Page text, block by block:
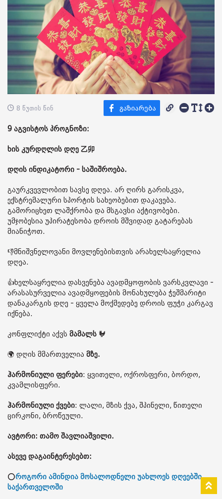
8 წუთის წინ
9 აგვისტოს პროგნოზი:
ხის კურდღლის დღე 乙卯
დღის ინდიკატორი - საშიშროება.
გაურკვევლობით სავსე დღეა. არ ღირს გარისკვა,
ექსტრემალური სპორტის სახეობებით დაკავება.
გამორიცხეთ ლაშქრობა და მსგავსი აქტივობები.
უმჯობესია უპირატესობა დროის მშვიდად გატარებას
მიანიჭოთ.
👎მნიშვნელოვანი მოვლენებისთვის არახელსაყრელია
დღეა.
👍ხელსაყრელია დასვენება ავადმყოფობის ვარსკვლავი -
არასასურველია ავადმყოფების მონახულება ჭეშმარიტი
დანაკარგის დღე - ყველა მოქმედებე დროის ფუჭი კარგავ
იქნება.
კონფლიქტი აქვს მამალს 🐓
🌍 დღის მმართველია მზე.
ჰარმონიული ფერები: ყვითელი, ოქროსფერი, ბორდო,
კვამლისფერი.
ჰარმონიული ქვები: ლალი, მზის ქვა, შპინელი, წითელი
ცირკონი, ბროწეული.
ავტორი: თამო შავლიაშვილი.
ასევე დაგაინტერესებთ:
⭕როგორი ამინდია მოსალოდნელი უახლოეს დღეებში
საქართველოში